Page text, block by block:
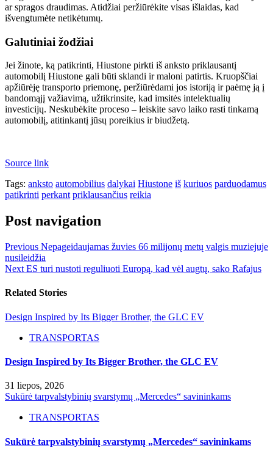
ar spragos draudimas. Atidžiai peržiūrėkite visas išlaidas, kad
išvengtumėte netikėtumų.
Galutiniai žodžiai
Jei žinote, ką patikrinti, Hiustone pirkti iš anksto priklausantį
automobilį Hiustone gali būti sklandi ir maloni patirtis. Kruopščiai
apžiūrėję transporto priemonę, peržiūrėdami jos istoriją ir paėmę ją į
bandomąjį važiavimą, užtikrinsite, kad imsitės intelektualių
investicijų. Neskubėkite proceso – leiskite savo laiko rasti tinkamą
automobilį, atitinkantį jūsų poreikius ir biudžetą.
Source link
Tags: anksto automobilius dalykai Hiustone iš kuriuos parduodamus
patikrinti perkant priklausančius reikia
Post navigation
Previous Nepageidaujamas žuvies 66 milijonų metų valgis muziejuje
nusileidžia
Next ES turi nustoti reguliuoti Europą, kad vėl augtų, sako Rafajus
Related Stories
Design Inspired by Its Bigger Brother, the GLC EV
TRANSPORTAS
Design Inspired by Its Bigger Brother, the GLC EV
31 liepos, 2026
Sukūrė tarpvalstybinių svarstymų „Mercedes“ savininkams
TRANSPORTAS
Sukūrė tarpvalstybinių svarstymų „Mercedes“ savininkams